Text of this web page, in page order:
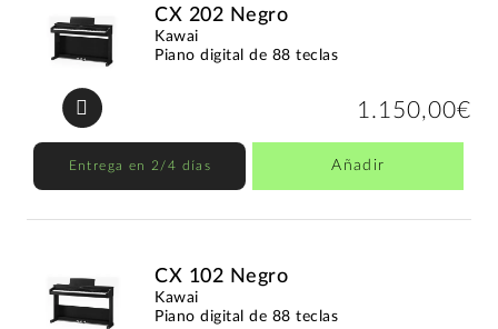
CX 202 Negro
Kawai
Piano digital de 88 teclas
1.150,00€
Entrega en 2/4 días Añadir
CX 102 Negro
Kawai
Piano digital de 88 teclas